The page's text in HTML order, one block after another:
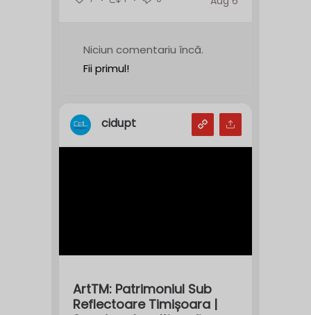
Niciun comentariu încă.
Fii primul!
cidupt
ArtTM: Patrimoniul Sub
Reflectoare Timișoara |